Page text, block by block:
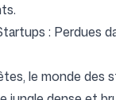
: Perdues
le monde des